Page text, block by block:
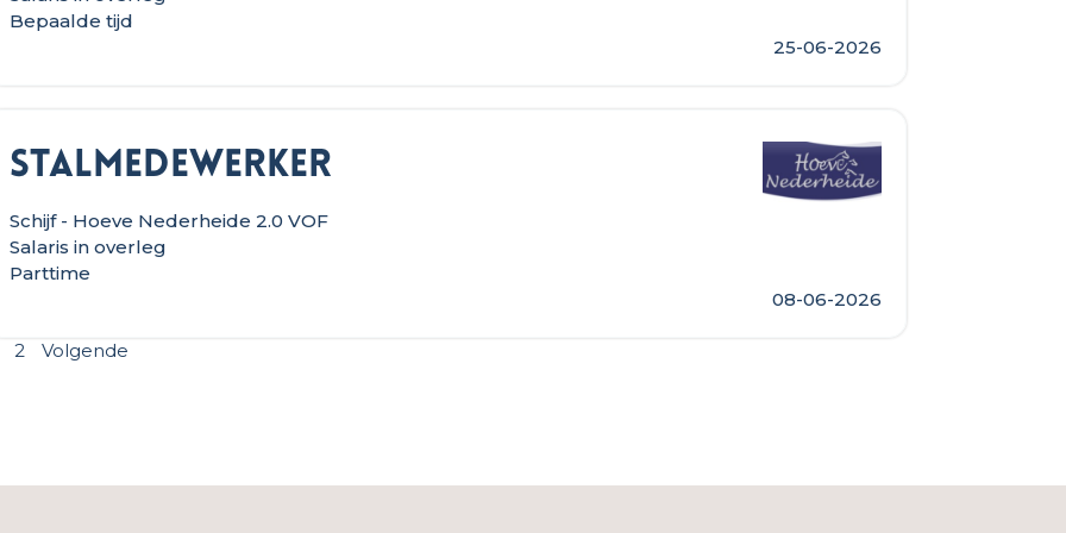
Bepaalde tijd
25-06-2026
Stalmedewerker
Schijf - Hoeve Nederheide 2.0 VOF
Salaris in overleg
Parttime
08-06-2026
2 Volgende